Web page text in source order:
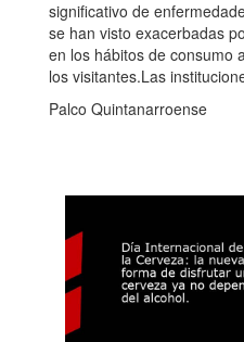
significativo de
se han visto exacerbadas
en los hábitos de consumo
los visitantes.Las
Palco Quintanarroense